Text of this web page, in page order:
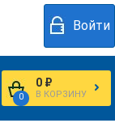
Войти
0
0 ₽
В КОРЗИНУ